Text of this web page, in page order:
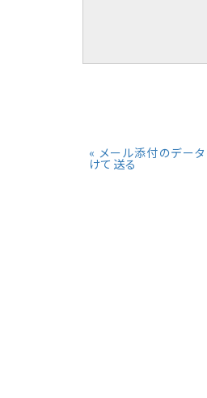
« メール添付のデー
けて送る